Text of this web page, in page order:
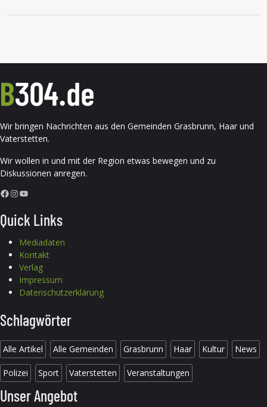
Wir bringen Nachrichten aus den Gemeinden Grasbrunn, Haar und
Vaterstetten.
Wir wollen in und mit der Region etwas bewegen und zu
Diskussionen anregen.
Facebook InstagramYouTube
Quick Links
Mediadaten
Kontakt
Verlag
Impressum
Datenschutzerklärung
Schlagwörter
Alle Artikel Alle Gemeinden Grasbrunn Haar Kultur News
Polizei Sport Vaterstetten Veranstaltungen
Unser Angebot